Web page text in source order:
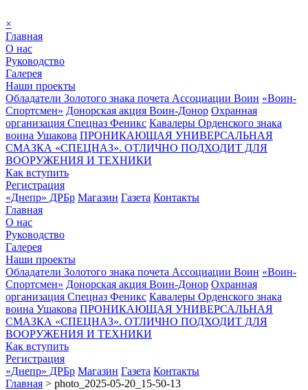
×
Главная
О нас
Руководство
Галерея
Наши проекты
Обладатели Золотого знака почета Ассоциации Воин «Воин-
Спортсмен» Донорская акция Воин-Донор Охранная
организация Спецназ Феникс Кавалеры Орденского знака
воина Ушакова ПРОНИКАЮЩАЯ УНИВЕРСАЛЬНАЯ
СМАЗКА «СПЕЦНАЗ». ОТЛИЧНО ПОДХОДИТ ДЛЯ
ВООРУЖЕНИЯ И ТЕХНИКИ
Как вступить
Регистрация
«Днепр» ДРБр Магазин Газета Контакты
Главная
О нас
Руководство
Галерея
Наши проекты
Обладатели Золотого знака почета Ассоциации Воин «Воин-
Спортсмен» Донорская акция Воин-Донор Охранная
организация Спецназ Феникс Кавалеры Орденского знака
воина Ушакова ПРОНИКАЮЩАЯ УНИВЕРСАЛЬНАЯ
СМАЗКА «СПЕЦНАЗ». ОТЛИЧНО ПОДХОДИТ ДЛЯ
ВООРУЖЕНИЯ И ТЕХНИКИ
Как вступить
Регистрация
«Днепр» ДРБр Магазин Газета Контакты
Главная > photo_2025-05-20_15-50-13